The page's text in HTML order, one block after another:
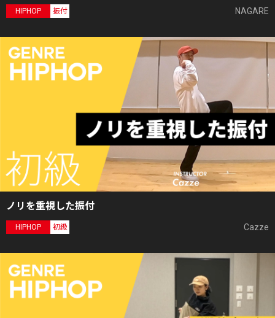
HIPHOP 振付 NAGARE
ノリを重視した振付
HIPHOP 初級 Cazze